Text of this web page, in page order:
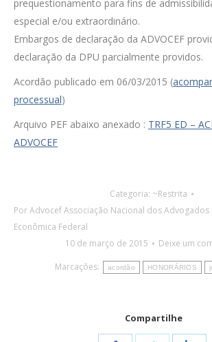
prequestionamento para fins de
especial e/ou extraordinário.
Embargos de declaração da ADVOCEF
declaração da DPU parcialmente providos.
Acordão publicado em 06/03/2015 (
processual)
Arquivo PEF abaixo anexado : TRF5 ED –
ADVOCEF
Categoria: ~Restrita
PorAdvocef Associação Nacional dos Advogados
Econômica Federal
10 de março de 2015
Deixe um
Marcações:
acordão HONORÁRIOS
Compartilhe